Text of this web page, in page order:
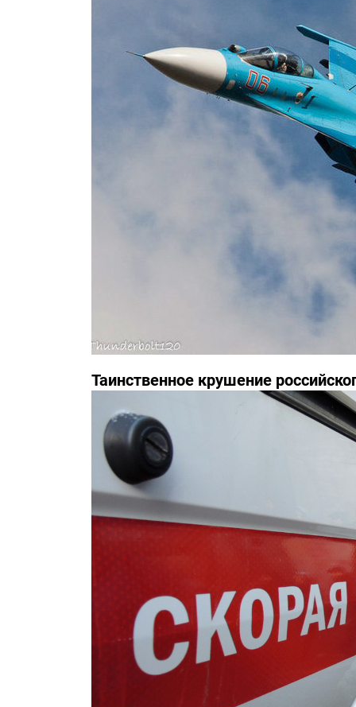
Таинственное крушение
инциденте засекречены